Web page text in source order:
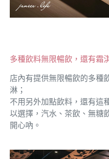
多種飲料無限暢飲，還有霜
店內有提供無限暢飲的多種
淋；
不用另外加點飲料，還有這
以選擇，汽水、茶飲、無糖
開心吶。